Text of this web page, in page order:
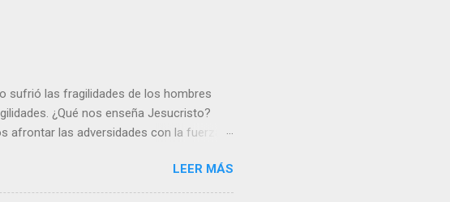
sufrió las fragilidades de los hombres
¿Qué nos enseña Jesucristo?
afrontar las adversidades con la fuerza y
“ Señor, soy un árbol sin frutos,
sombra en los días del sol abrasador
LEER MÁS